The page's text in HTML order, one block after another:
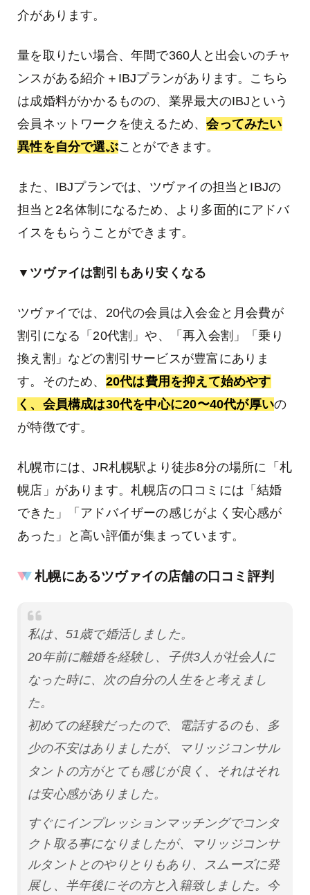
介があります。
量を取りたい場合、年間で360人と出会いのチャ
ンスがある紹介＋IBJプランがあります。こちら
は成婚料がかかるものの、業界最大のIBJという
会員ネットワークを使えるため、会ってみたい
異性を自分で選ぶことができます。
また、IBJプランでは、ツヴァイの担当とIBJの
担当と2名体制になるため、より多面的にアドバ
イスをもらうことができます。
▼ツヴァイは割引もあり安くなる
ツヴァイでは、20代の会員は入会金と月会費が
割引になる「20代割」や、「再入会割」「乗り
換え割」などの割引サービスが豊富にありま
す。そのため、 20代は費用を抑えて始めやす
く、会員構成は30代を中心に20〜40代が厚いの
が特徴です。
札幌市には、JR札幌駅より徒歩8分の場所に「札
幌店」があります。札幌店の口コミには「結婚
できた」「アドバイザーの感じがよく安心感が
あった」と高い評価が集まっています。
札幌にあるツヴァイの店舗の口コミ評判
私は、51歳で婚活しました。
20年前に離婚を経験し、子供3人が社会人に
なった時に、次の自分の人生をと考えまし
た。
初めての経験だったので、電話するのも、多
少の不安はありましたが、マリッジコンサル
タントの方がとても感じが良く、それはそれ
は安心感がありました。
すぐにインプレッションマッチングでコンタ
クト取る事になりましたが、マリッジコンサ
ルタントとのやりとりもあり、スムーズに発
展し、半年後にその方と入籍致しました。今